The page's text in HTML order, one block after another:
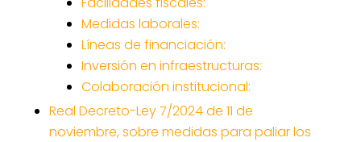
Medidas laborales:
Líneas de financiación:
Inversión en infraestructuras:
Colaboración institucional:
Real Decreto-Ley 7/2024 de 11 de
noviembre, sobre medidas para paliar los